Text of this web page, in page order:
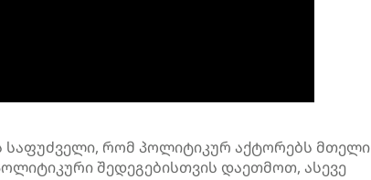
საფუძველი, რომ პოლიტიკურ აქტორებს მთელი
შედეგებისთვის დაეთმოთ, ასევე